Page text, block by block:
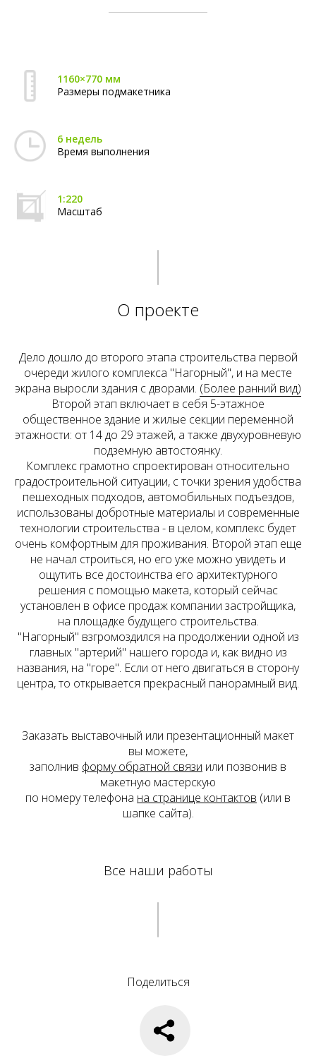
Наверх
1160×770 мм
Размеры подмакетника
6 недель
Время выполнения
1:220
Масштаб
О проекте
Дело дошло до второго этапа строительства первой
очереди жилого комплекса "Нагорный", и на месте
экрана выросли здания с дворами. (Более ранний вид)
Второй этап включает в себя 5-этажное
общественное здание и жилые секции переменной
этажности: от 14 до 29 этажей, а также двухуровневую
подземную автостоянку.
Комплекс грамотно спроектирован относительно
градостроительной ситуации, с точки зрения удобства
пешеходных подходов, автомобильных подъездов,
использованы добротные материалы и современные
технологии строительства - в целом, комплекс будет
очень комфортным для проживания. Второй этап еще
не начал строиться, но его уже можно увидеть и
ощутить все достоинства его архитектурного
решения с помощью макета, который сейчас
установлен в офисе продаж компании застройщика,
на площадке будущего строительства.
"Нагорный" взгромоздился на продолжении одной из
главных "артерий" нашего города и, как видно из
названия, на "горе". Если от него двигаться в сторону
центра, то открывается прекрасный панорамный вид.
Заказать выставочный или презентационный макет
вы можете,
заполнив форму обратной связи или позвонив в
макетную мастерскую
по номеру телефона на странице контактов (или в
шапке сайта).
Все наши работы
Поделиться